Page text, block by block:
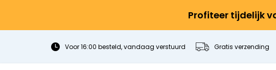
Profiteer tijdelijk
Voor 16:00 besteld, vandaag verstuurd Gratis verzending